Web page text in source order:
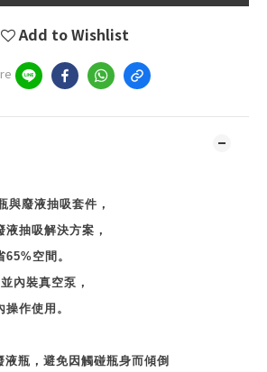
Add to Wishlist
與廢液抽吸套件，
抽吸解決方案，
65%空間。
內裝真空泵，
作使用。
液瓶，避免因觸碰瓶身而傾倒